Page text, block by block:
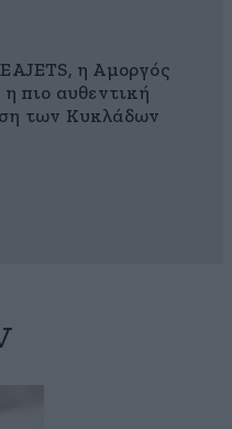
η Αμοργός
η πιο αυθεντική
των Κυκλάδων